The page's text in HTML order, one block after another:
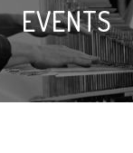
EVENTS